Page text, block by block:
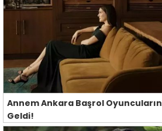
Annem Ankara Başrol
Geldi!